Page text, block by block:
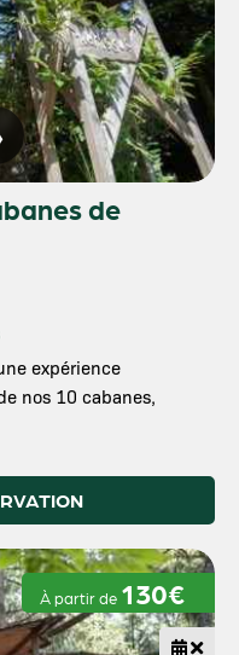
de
expérience
nos 10 cabanes,
À partir de 130€